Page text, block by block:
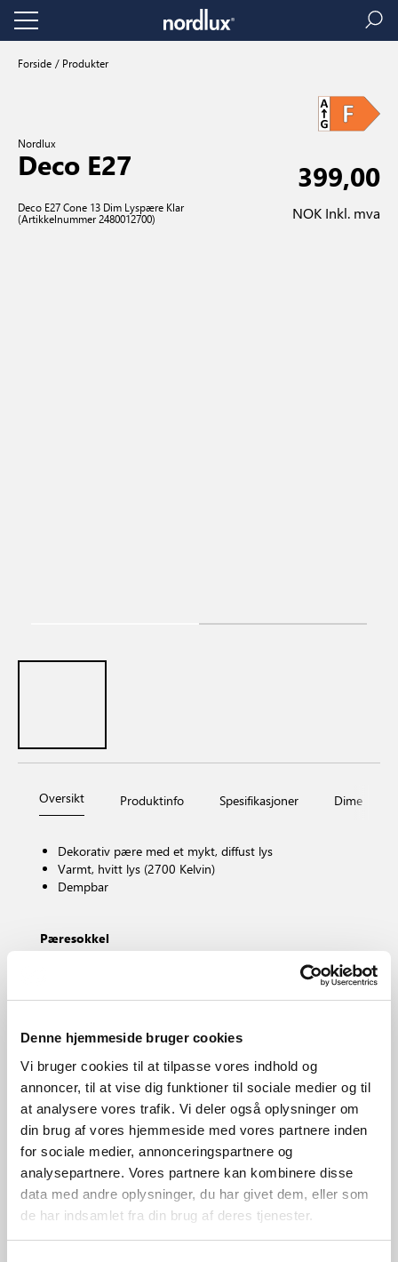
Denne hjemmeside bruger cookies
Vi bruger cookies til at tilpasse vores indhold og
annoncer, til at vise dig funktioner til sociale medier og til
at analysere vores trafik. Vi deler også oplysninger om
din brug af vores hjemmeside med vores partnere inden
for sociale medier, annonceringspartnere og
analysepartnere. Vores partnere kan kombinere disse
data med andre oplysninger, du har givet dem, eller som
de har indsamlet fra din brug af deres tjenester.
Forside Produkter
Nordlux
Deco E27
Deco E27 Cone 13 Dim Lyspære Klar
(Artikkelnummer 2480012700)
399,00
NOK Inkl. mva
Oversikt Produktinfo Spesifikasjoner
Dekorativ pære med et mykt, diffust lys
Varmt, hvitt lys (2700 Kelvin)
Dempbar
Pæresokkel
E27
Ja, lyspæren er dimbar.
2700
Lysstyrke (Lumen)
370.0
IP-grad
IP20
Område
Forskjellig (avhenger av plassering)
Primært materiale
Glas